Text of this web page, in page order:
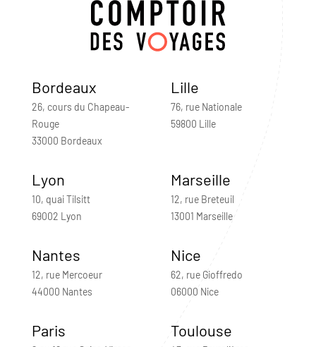
Bordeaux
26, cours du Chapeau-
Rouge
33000 Bordeaux
Lille
76, rue Nationale
59800 Lille
Lyon
10, quai Tilsitt
69002 Lyon
Marseille
12, rue Breteuil
13001 Marseille
Nantes
12, rue Mercoeur
44000 Nantes
Nice
62, rue Gioffredo
06000 Nice
Paris Toulouse